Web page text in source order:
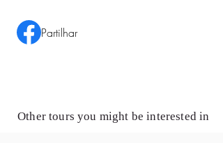
Partilhar
Other tours you might be interested in